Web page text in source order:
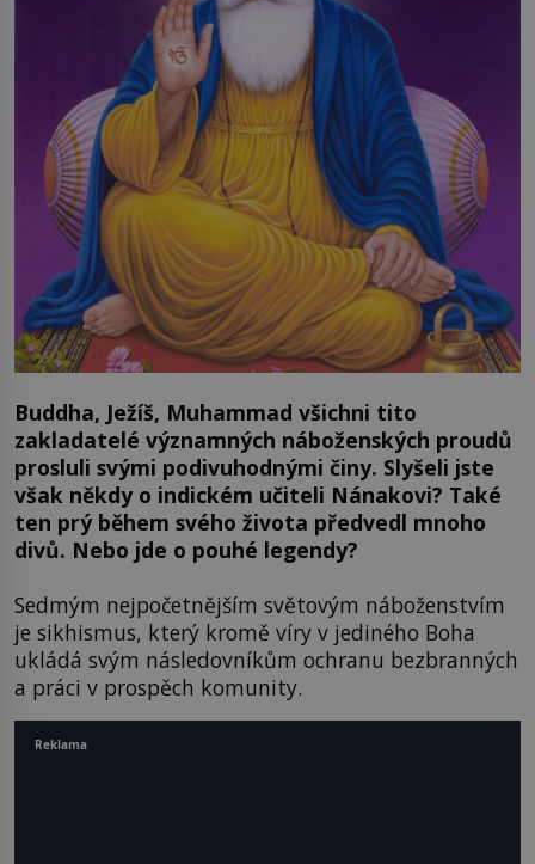
Buddha, Ježíš, Muhammad všichni tito
zakladatelé významných náboženských proudů
prosluli svými podivuhodnými činy. Slyšeli jste
však někdy o indickém učiteli Nánakovi? Také
ten prý během svého života předvedl mnoho
divů. Nebo jde o pouhé legendy?
Sedmým nejpočetnějším světovým náboženstvím
je sikhismus, který kromě víry v jediného Boha
ukládá svým následovníkům ochranu bezbranných
a práci v prospěch komunity.
Reklama